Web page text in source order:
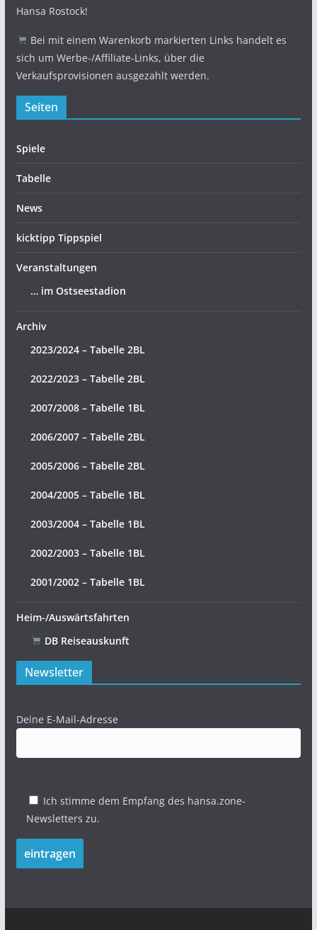
Hansa Rostock!
Bei mit einem Warenkorb markierten Links handelt es
sich um Werbe-/Affiliate-Links, über die
Verkaufsprovisionen ausgezahlt werden.
Seiten
Spiele
Tabelle
News
kicktipp Tippspiel
Veranstaltungen
… im Ostseestadion
Archiv
2023/2024 – Tabelle 2BL
2022/2023 – Tabelle 2BL
2007/2008 – Tabelle 1BL
2006/2007 – Tabelle 2BL
2005/2006 – Tabelle 2BL
2004/2005 – Tabelle 1BL
2003/2004 – Tabelle 1BL
2002/2003 – Tabelle 1BL
2001/2002 – Tabelle 1BL
Heim-/Auswärtsfahrten
DB Reiseauskunft
Newsletter
Deine E-Mail-Adresse
Ich stimme dem Empfang des hansa.zone-
Newsletters zu.